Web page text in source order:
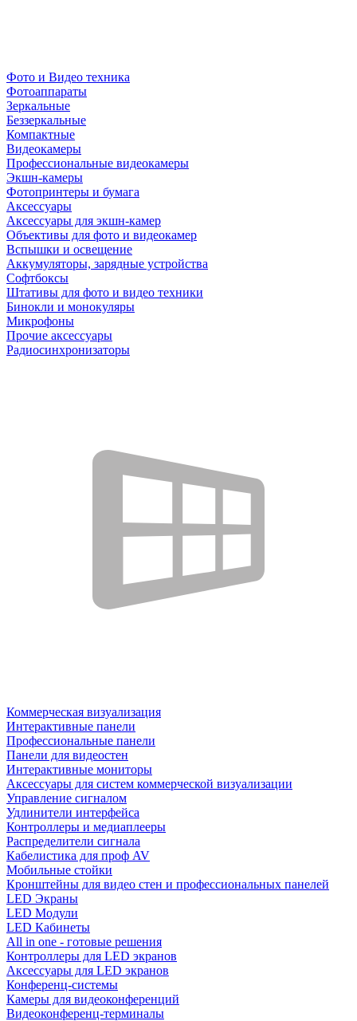
Фото и Видео техника
Фотоаппараты
Зеркальные
Беззеркальные
Компактные
Видеокамеры
Профессиональные видеокамеры
Экшн-камеры
Фотопринтеры и бумага
Аксессуары
Аксессуары для экшн-камер
Объективы для фото и видеокамер
Вспышки и освещение
Аккумуляторы, зарядные устройства
Софтбоксы
Штативы для фото и видео техники
Бинокли и монокуляры
Микрофоны
Прочие аксессуары
Радиосинхронизаторы
Коммерческая визуализация
Интерактивные панели
Профессиональные панели
Панели для видеостен
Интерактивные мониторы
Аксессуары для систем коммерческой визуализации
Управление сигналом
Удлинители интерфейса
Контроллеры и медиаплееры
Распределители сигнала
Кабелистика для проф AV
Мобильные стойки
Кронштейны для видео стен и профессиональных панелей
LED Экраны
LED Модули
LED Кабинеты
All in one - готовые решения
Контроллеры для LED экранов
Аксессуары для LED экранов
Конференц-системы
Камеры для видеоконференций
Видеоконференц-терминалы